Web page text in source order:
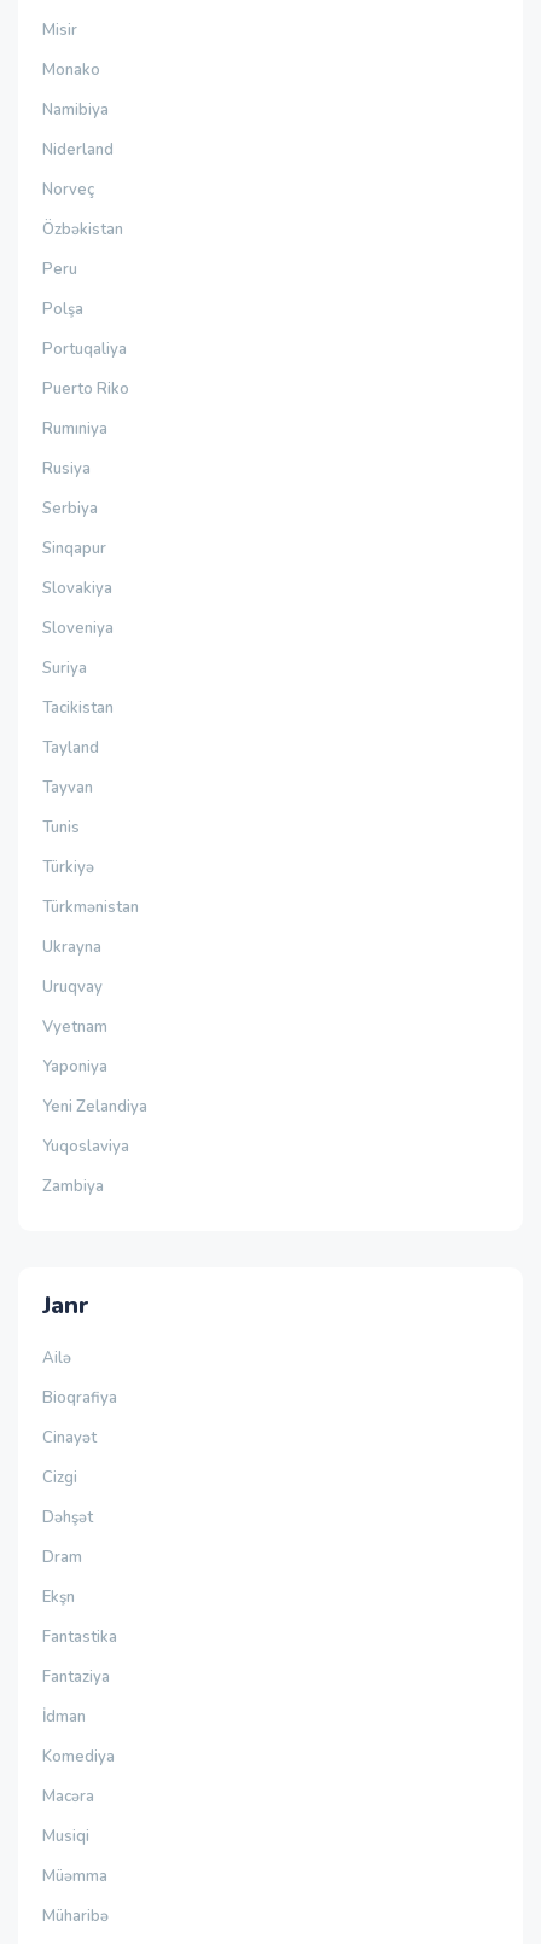
Misir
Monako
Namibiya
Niderland
Norveç
Özbəkistan
Peru
Polşa
Portuqaliya
Puerto Riko
Rumıniya
Rusiya
Serbiya
Sinqapur
Slovakiya
Sloveniya
Suriya
Tacikistan
Tayland
Tayvan
Tunis
Türkiyə
Türkmənistan
Ukrayna
Uruqvay
Vyetnam
Yaponiya
Yeni Zelandiya
Yuqoslaviya
Zambiya
Janr
Ailə
Bioqrafiya
Cinayət
Cizgi
Dəhşət
Dram
Ekşn
Fantastika
Fantaziya
İdman
Komediya
Macəra
Musiqi
Müəmma
Müharibə